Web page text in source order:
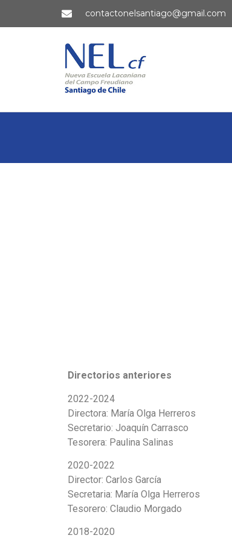
contactonelsantiago@gmail.com
Directorios anteriores
2022-2024
Directora: María Olga Herreros
Secretario: Joaquín Carrasco
Tesorera: Paulina Salinas
2020-2022
Director: Carlos García
Secretaria: María Olga Herreros
Tesorero: Claudio Morgado
2018-2020